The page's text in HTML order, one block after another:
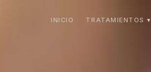
INICIO TRATAMIENTOS ▾